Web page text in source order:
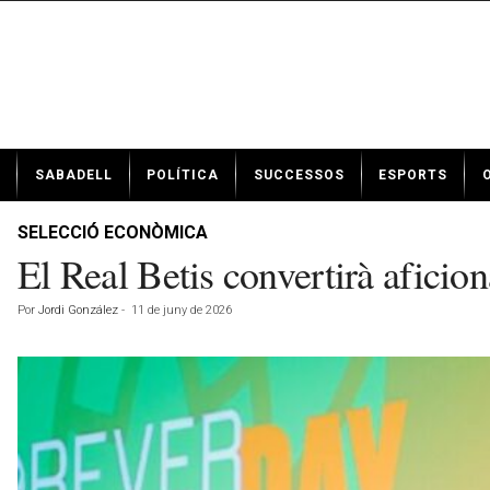
t
SABADELL POLÍTICA SUCCESSOS ESPORTS
SELECCIÓ ECONÒMICA
El Real Betis convertirà
Por Jordi González - 11 de juny de 2026